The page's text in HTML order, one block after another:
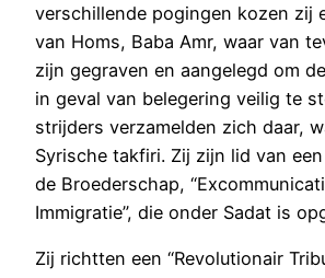
verschillende pogingen kozen zij
van Homs, Baba Amr, waar van
zijn gegraven en aangelegd om
in geval van belegering veilig te
strijders verzamelden zich daar,
Syrische takfiri. Zij zijn lid van
de Broederschap,
Immigratie”, die onder Sadat is
Zij richtten een “Revolutionair